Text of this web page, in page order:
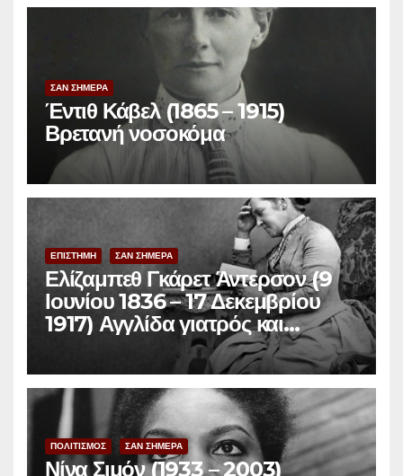
ΣΑΝ ΣΗΜΕΡΑ
Έντιθ Κάβελ (1865 – 1915)
Βρετανή νοσοκόμα
ΕΠΙΣΤΗΜΗ ΣΑΝ ΣΗΜΕΡΑ
Ελίζαμπεθ Γκάρετ Άντερσον (9
Ιουνίου 1836 – 17 Δεκεμβρίου
1917) Αγγλίδα γιατρός και
ΠΟΛΙΤΙΣΜΟΣ ΣΑΝ ΣΗΜΕΡΑ
Νίνα Σιμόν (1933 – 2003)